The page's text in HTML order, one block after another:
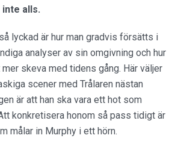
alls.
lyckad är hur man gradvis försätts i
analyser av sin omgivning och hur
skeva med tidens gång. Här väljer
scener med Trålaren nästan
är att han ska vara ett hot som
konkretisera honom så pass tidigt är
målar in Murphy i ett hörn.